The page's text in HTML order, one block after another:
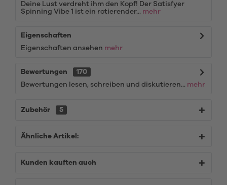
Deine Lust verdreht ihm den Kopf! Der Satisfyer
Spinning Vibe 1 ist ein rotierender... mehr
Eigenschaften
Eigenschaften ansehen mehr
Bewertungen
170
Bewertungen lesen, schreiben und diskutieren... mehr
Zubehör 5
Ähnliche Artikel:
Kunden kauften auch